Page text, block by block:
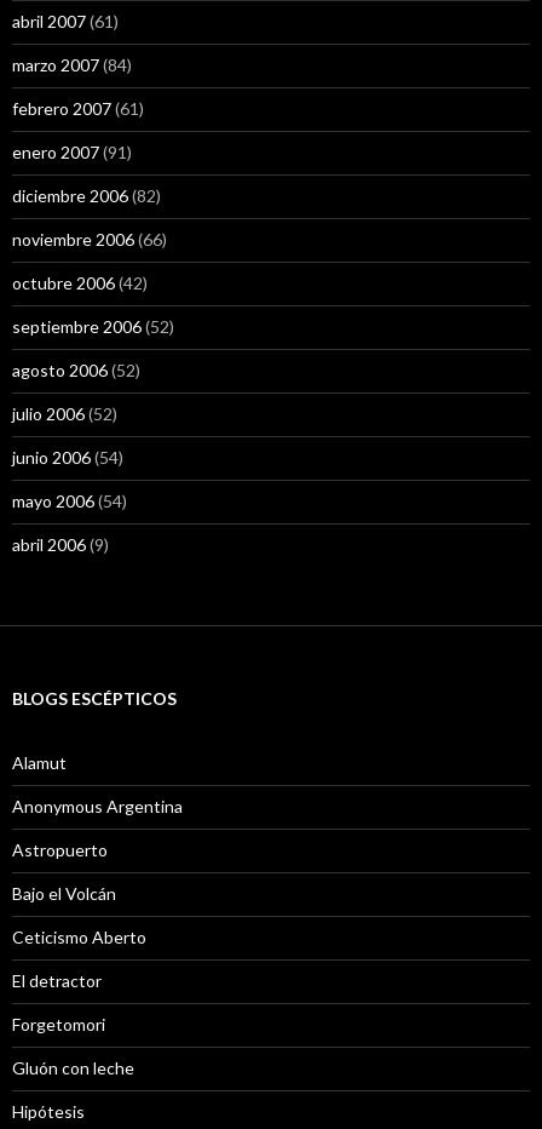
abril 2007(61)
marzo 2007(84)
febrero 2007(61)
enero 2007(91)
diciembre 2006(82)
noviembre 2006(66)
octubre 2006(42)
septiembre 2006(52)
agosto 2006(52)
julio 2006(52)
junio 2006(54)
mayo 2006(54)
abril 2006(9)
BLOGS ESCÉPTICOS
Alamut
Anonymous Argentina
Astropuerto
Bajo el Volcán
Ceticismo Aberto
El detractor
Forgetomori
Gluón con leche
Hipótesis